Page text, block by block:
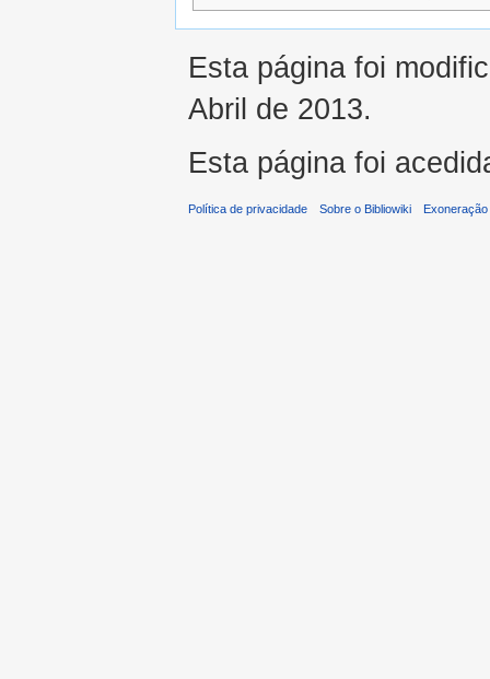
Esta página foi
Abril de 2013.
Esta página foi
Política de privacidade Sobre o Bibliowiki